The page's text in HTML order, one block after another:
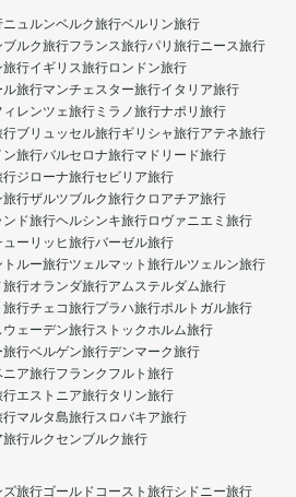
ニュルンベルク旅行ベルリン旅行
ブルク旅行フランス旅行パリ旅行ニース旅行
旅行イギリス旅行ロンドン旅行
ル旅行マンチェスター旅行イタリア旅行
ィレンツェ旅行 ミラノ旅行ナポリ旅行
行ブリュッセル旅行ギリシャ旅行アテネ旅行
ン旅行バルセロナ旅行マドリード旅行
行ジローナ旅行セビリア旅行
旅行ザルツブルク旅行クロアチア旅行
ンド旅行ヘルシンキ旅行ロヴァニエミ旅行
ューリッヒ旅行バーゼル旅行
トルー旅行ツェルマット旅行ルツェルン旅行
旅行オランダ旅行アムステルダム旅行
旅行チェコ旅行プラハ旅行ポルトガル旅行
ウェーデン旅行ストックホルム旅行
旅行ベルゲン旅行デンマーク旅行
ニア旅行フランクフルト旅行
行エストニア旅行タリン旅行
行マルタ島旅行スロバキア旅行
旅行ルクセンブルク旅行
ズ旅行ゴールドコースト旅行シドニー旅行